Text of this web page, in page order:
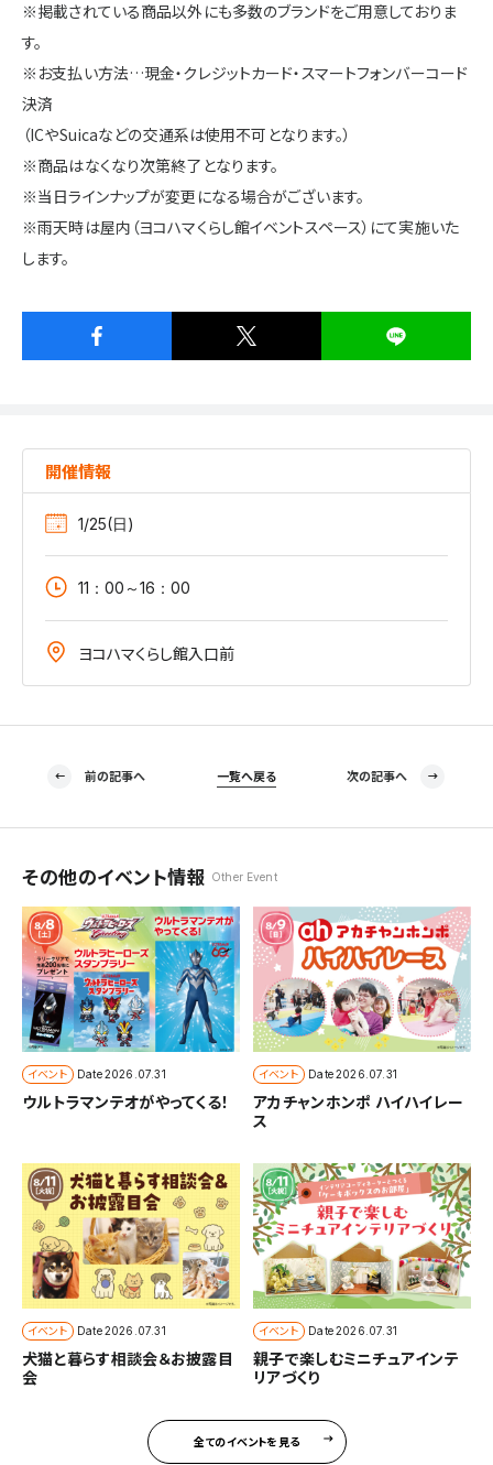
※掲載されている商品以外にも多数のブランドをご用意しておりま
す。
※お支払い方法…現金・クレジットカード・スマートフォンバーコード
決済
（ICやSuicaなどの交通系は使用不可となります。）
※商品はなくなり次第終了となります。
※当日ラインナップが変更になる場合がございます。
※雨天時は屋内（ヨコハマくらし館イベントスペース）にて実施いた
します。
開催情報
1/25(日)
11：00～16：00
ヨコハマくらし館入口前
前の記事へ 一覧へ戻る 次の記事へ
その他のイベント情報 Other Event
イベント Date2026.07.31
ウルトラマンテオがやってくる！
イベント Date2026.07.31
アカチャンホンポ ハイハイレー
ス
イベント Date2026.07.31
犬猫と暮らす相談会＆お披露目
会
イベント Date2026.07.31
親子で楽しむミニチュアインテ
リアづくり
全てのイベントを見る